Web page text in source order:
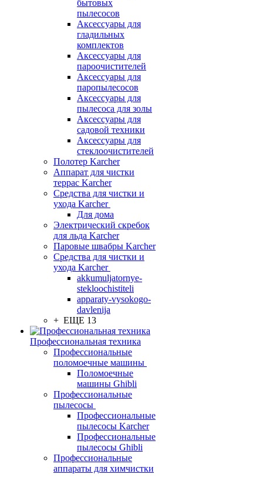
бытовых
пылесосов
Аксессуары для
гладильных
комплектов
Аксессуары для
пароочистителей
Аксессуары для
паропылесосов
Аксессуары для
пылесоса для золы
Аксессуары для
садовой техники
Аксессуары для
стеклоочистителей
Полотер Karcher
Аппарат для чистки
террас Karcher
Средства для чистки и
ухода Karcher
Для дома
Электрический скребок
для льда Karcher
Паровые швабры Karcher
Средства для чистки и
ухода Karcher
akkumuljatornye-
stekloochistiteli
apparaty-vysokogo-
davlenija
+ ЕЩЕ 13
Профессиональная техника
Профессиональные
поломоечные машины
Поломоечные
машины Ghibli
Профессиональные
пылесосы
Профессиональные
пылесосы Karcher
Профессиональные
пылесосы Ghibli
Профессиональные
аппараты для химчистки